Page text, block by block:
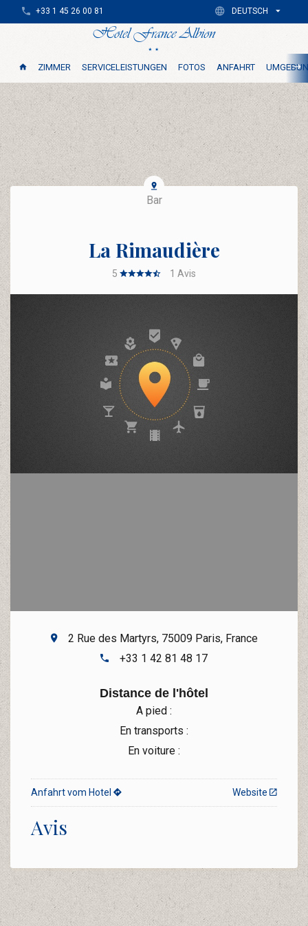
ZIMMER SERVICELEISTUNGEN FOTOS ANFAHRT
+33 1 45 26 00 81 DEUTSCH
Bar
La Rimaudière
5 1 Avis
2 Rue des Martyrs, 75009 Paris, France
+33 1 42 81 48 17
Distance de l'hôtel
A pied :
En transports :
En voiture :
Website
Anfahrt vom Hotel
Avis